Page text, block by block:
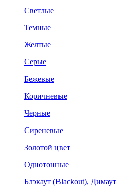
Светлые
Темные
Желтые
Серые
Бежевые
Коричневые
Черные
Сиреневые
Золотой цвет
Однотонные
Блэкаут (Blackout), Димаут